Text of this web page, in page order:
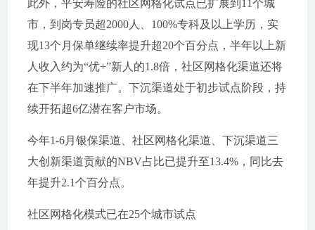
此外，平安寿险的社区网格化试点已扩展到11个城
市，到岗专员超2000人、100%专科及以上学历，实
现13个月保单继续率提升超20个百分点，半年以上新
人收入约为“优+”新人的1.8倍，社区网格化渠道还将
在下半年加速推广。下沉渠道处于初步试点阶段，持
续开拓超6亿潜在客户市场。
今年1-6月银保渠道、社区网格化渠道、下沉渠道三
大创新渠道贡献的NBV占比已提升至13.4%，同比去
年提升2.1个百分点。
社区网格化模式已在25个城市试点